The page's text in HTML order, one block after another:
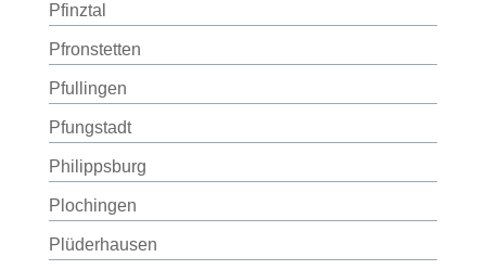
Pfinztal
Pfronstetten
Pfullingen
Pfungstadt
Philippsburg
Plochingen
Plüderhausen